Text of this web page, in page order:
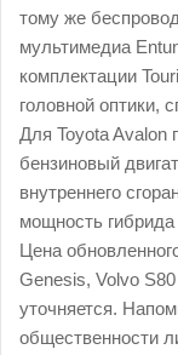
тому же
мультимедиа
комплектации
головной оптики,
Для Toyota Avalon
бензиновый
внутреннего
мощность гибрида
Цена
Genesis, Volvo
уточняется.
общественности